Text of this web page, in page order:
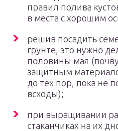
правил полива
в места с хорошим
решив посадить
грунте, это нужно
половины мая
защитным
до тех пор, пока не
всходы);
при выращивании
стаканчиках на их